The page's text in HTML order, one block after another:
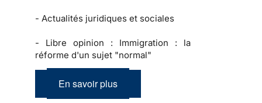
- Actualités juridiques et sociales
- Libre opinion : Immigration : la
réforme d'un sujet "normal"
En savoir plus